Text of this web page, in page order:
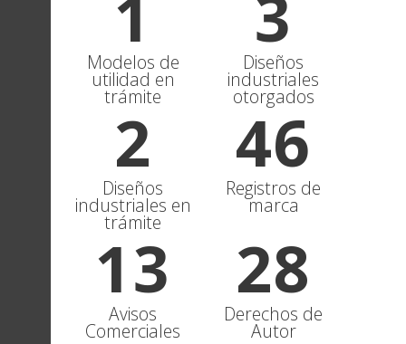
Modelos de
utilidad en
trámite
Diseños
industriales
otorgados
2
Diseños
industriales en
trámite
46
Registros de
marca
13
Avisos
Comerciales
28
Derechos de
Autor